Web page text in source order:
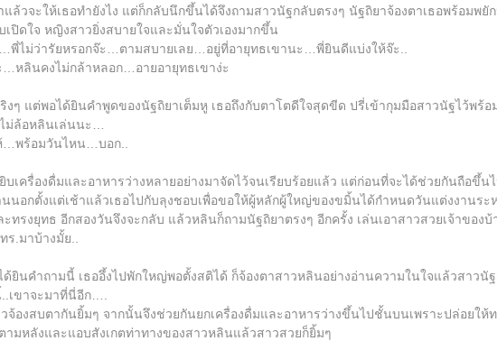
ล้วจะให้เธอทำยังไง แต่ก็กลับนึกขึ้นได้จึงถามสาวนัฐกลับตรงๆ นัฐถิยาจ้องตาเธอพร้อมพ
ปิดใจ หญิงสาวยิ่งสบายใจและมั่นใจตัวเองมากขึ้น
ไม่ว่ารัยหรอกจ๊ะ…ตามสบายเลย…อยู่ที่อายุทธเขานะ…พี่ยินดีแบ่งให้จ๊ะ..
…หลินคงไม่กล้าหลอก…อายอายุทธเขาง่ะ
งๆ แต่พอได้ยินคำพูดของนัฐถิยาเต็มหู เธอถึงกับตาโตดีใจสุดขีด ปรี่เข้ากุมมือสาวนัฐไว้พร้อ
ล้อหลินเล่นนะ…
…พร้อมวันไหน…บอก..
บเครื่องดื่มและอาหารว่างหลายอย่างมาจัดไว้จนเรียบร้อยแล้ว แต่ก่อนที่จะได้ช่วยกันถือ
อกตั้งแต่เช้าแล้วเธอไปกับลุงชอบเพื่อขอให้ผู้หลักผู้ใหญ่ของขมิ้นได้กำหนดวันแต่งงานระ
รงยุทธ อีกสองวันจึงจะกลับ แล้วหลินก็ถามนัฐถิยาตรงๆ อีกครั้ง เล่นเอาสาวสวยเจ้าของบ้
.มาบ้างมั้ย..
ยินคำถามนี้ เธออึ้งไปพักใหญ่พอตั้งสติได้ ก็จ้องตาสาวหลินอย่างอ่านความในใจแล้วสาวนัฐ
เขาจะมาที่นี่อีก….
จ้องสบตากันยิ้มๆ จากนั้นจึงช่วยกันยกเครื่องดื่มและอาหารว่างขึ้นไปชั้นบนเพราะปล่อยใ
ามหลังและแอบสังเกตท่าทางของสาวหลินแล้วสาวสวยก็ยิ้มๆ